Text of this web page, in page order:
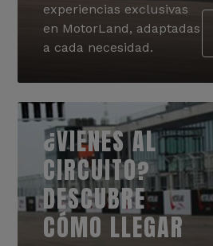
experiencias exclusivas
en MotorLand, adaptadas
a cada necesidad.
¿VIENES AL
CIRCUITO?
DESCUBRE
CÓMO LLEGAR